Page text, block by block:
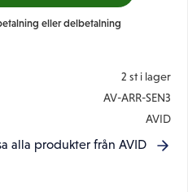
eller delbetalning
2 st i lager
AV-ARR-SEN3
AVID
alla produkter från AVID